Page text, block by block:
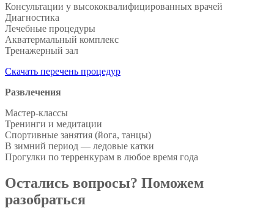
Консультации у высококвалифицированных врачей
Диагностика
Лечебные процедуры
Акватермальный комплекс
Тренажерный зал
Скачать перечень процедур
Развлечения
Мастер-классы
Тренинги и медитации
Спортивные занятия (йога, танцы)
В зимний период — ледовые катки
Прогулки по терренкурам в любое время года
Остались вопросы? Поможем
разобраться